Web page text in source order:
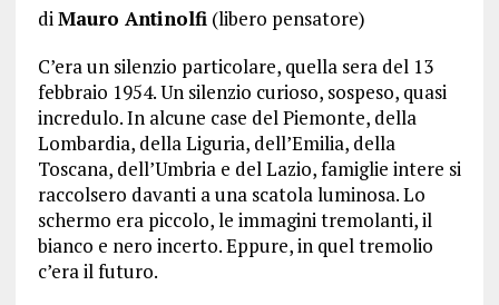
diMauro Antinolfi(libero pensatore)
C’era un silenzio particolare, quella sera del 13
febbraio 1954. Un silenzio curioso, sospeso, quasi
incredulo. In alcune case del Piemonte, della
Lombardia, della Liguria, dell’Emilia, della
Toscana, dell’Umbria e del Lazio, famiglie intere si
raccolsero davanti a una scatola luminosa. Lo
schermo era piccolo, le immagini tremolanti, il
bianco e nero incerto. Eppure, in quel tremolio
c’era il futuro.